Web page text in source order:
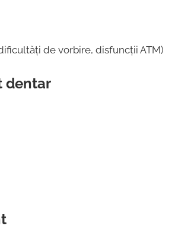
de vorbire, disfuncții ATM)
dentar